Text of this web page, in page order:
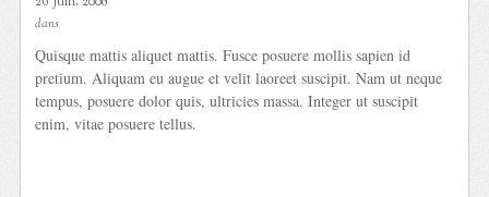
dans
Quisque mattis aliquet mattis. Fusce posuere mollis sapien id
pretium. Aliquam eu augue et velit laoreet suscipit. Nam ut neque
tempus, posuere dolor quis, ultricies massa. Integer ut suscipit
enim, vitae posuere tellus.